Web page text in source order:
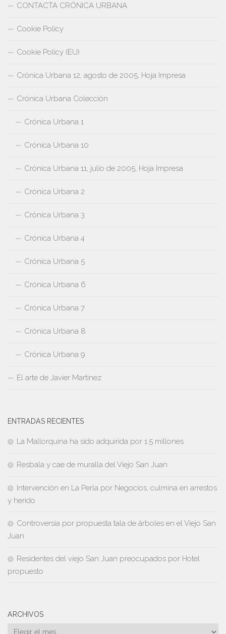
CONTACTA CRÓNICA URBANA
Cookie Policy
Cookie Policy (EU)
Crónica Urbana 12, agosto de 2005, Hoja Impresa
Crónica Urbana Colección
Crónica Urbana 1
Crónica Urbana 10
Crónica Urbana 11, julio de 2005, Hoja Impresa
Crónica Urbana 2
Crónica Urbana 3
Crónica Urbana 4
Crónica Urbana 5
Crónica Urbana 6
Crónica Urbana 7
Crónica Urbana 8
Crónica Urbana 9
El arte de Javier Martinez
ENTRADAS RECIENTES
La Mallorquina ha sido adquirida por 1.5 millones
Resbala y cae de muralla del Viejo San Juan
Intervención en La Perla por Negocios, culmina en arrestos
y herido
Controversia por propuesta tala de árboles en el Viejo San
Juan
Residentes del viejo San Juan preocupados por Hotel
propuesto
ARCHIVOS
Archivos